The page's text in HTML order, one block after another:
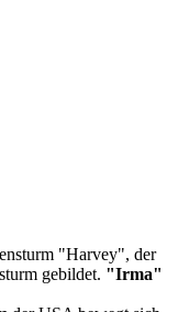
"Harvey", der
gebildet. "Irma"